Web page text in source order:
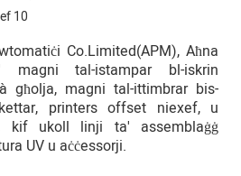
Co.Limited(APM), Aħna
tal-istampar bl-iskrin
għolja, magni tal-ittimbrar bis-
printers offset niexef, u
kif ukoll linji ta' assemblaġġ
UV u aċċessorji.